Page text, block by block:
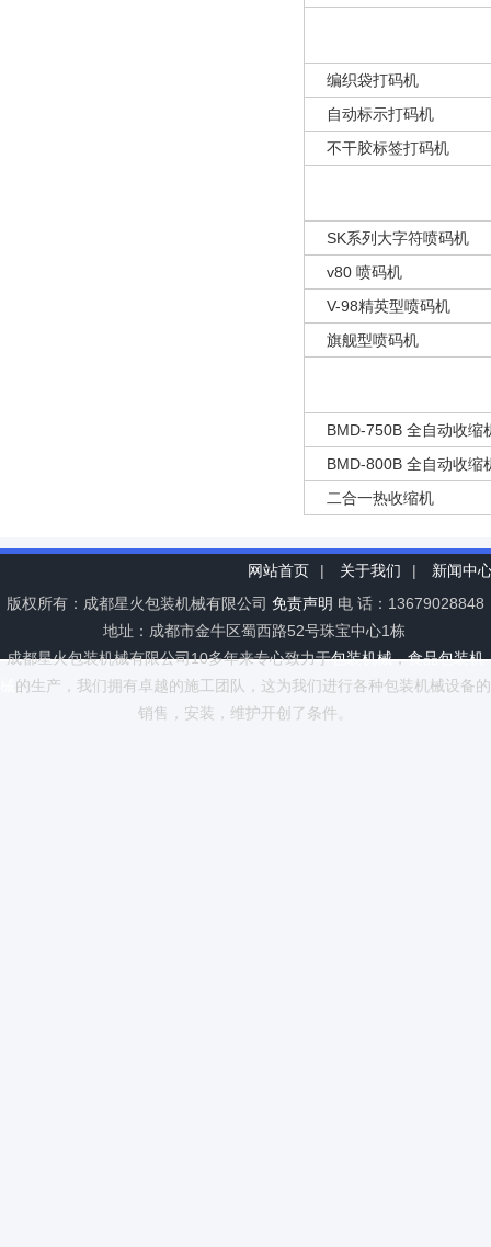
编织袋打码机
自动标示打码机
不干胶标签打码机
SK系列大字符喷码机
v80 喷码机
V-98精英型喷码机
旗舰型喷码机
BMD-750B 全自动收缩
BMD-800B 全自动收缩
二合一热收缩机
网站首页 | 关于我们 |
新闻中
版权所有：成都星火包装机械有限公司 免责声明 电 话：13679028848
地址：成都市金牛区蜀西路52号珠宝中心1栋
成都星火包装机械有限公司10多年来专心致力于包装机械，食品包装机
的生产，我们拥有卓越的施工团队，这为我们进行各种包装机械设备的
销售，安装，维护开创了条件。